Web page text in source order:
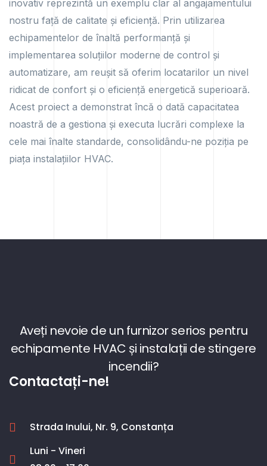
inovativ reprezintă un exemplu clar al angajamentului
nostru față de calitate și eficiență. Prin utilizarea
echipamentelor de înaltă performanță și
implementarea soluțiilor moderne de control și
automatizare, am reușit să oferim locatarilor un nivel
ridicat de confort și o eficiență energetică superioară.
Acest proiect a demonstrat încă o dată capacitatea
noastră de a gestiona și executa lucrări complexe la
cele mai înalte standarde, consolidându-ne poziția pe
piața instalațiilor HVAC.
Aveți nevoie de un furnizor serios pentru
echipamente HVAC și instalații de stingere
incendii?
Contactați-ne!
Strada Inului, Nr. 9, Constanța
Luni - Vineri